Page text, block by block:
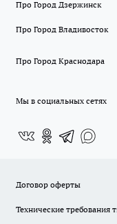
Про Город Дзержинск
Про Город Владивосток
Про Город Краснодара
Мы в социальных сетях
Договор оферты
Технические требования